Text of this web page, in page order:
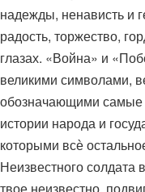
надежды, ненависть и
радость, торжество,
глазах. «Война» и
великими символами,
обозначающими
истории народа и
которыми всѐ
Неизвестного